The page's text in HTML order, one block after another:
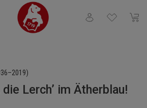
Vous avez 0Le
Lerch’ im Ätherblau!